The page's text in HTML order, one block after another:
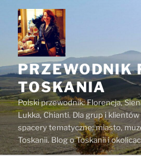
Przejdź
treści
PRZEWODNIK
TOSKANIA
Polski przewodnik: Florencja,
Lukka, Chianti. Dla grup i
spacery tematyczne: miasto,
Toskanii. Blog o Toskanii i